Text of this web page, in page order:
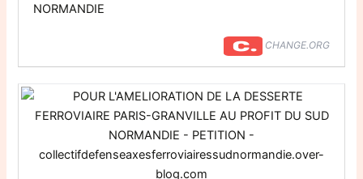
NORMANDIE
CHANGE.ORG